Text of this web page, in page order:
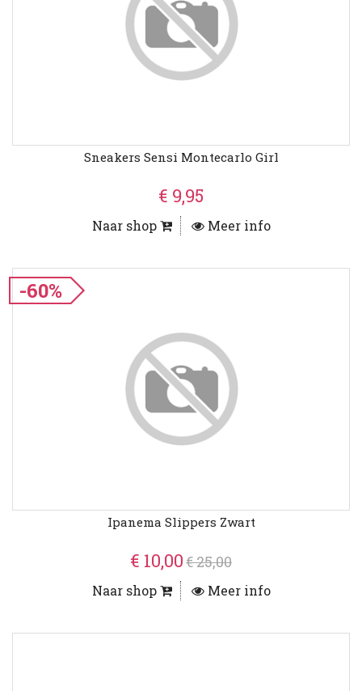
Sneakers Sensi Montecarlo Girl
€ 9,95
Naar shop Meer info
-60%
Ipanema Slippers Zwart
€ 10,00€ 25,00
Naar shop Meer info